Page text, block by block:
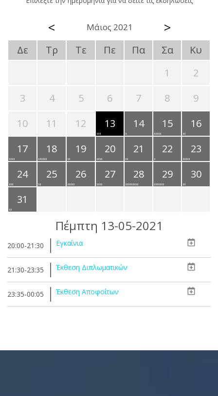
< Μάιος 2021 >
Δε Τρ Τε Πε Πα Σα
Κυ
1
2
3
4 5 6 7 8
9
10
11 12 13 14 15
16
17
18 19 20 21 22
23
24
25 26 27 28 29
30
31
Πέμπτη 13-05-2021
20:00-21:30 Εγκαίνια
21:30-23:35 Έκθεση Διπλωματικών
23:35-00:05 Έκθεση Αποφοίτων